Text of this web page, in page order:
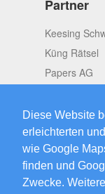
Diese Website
erleichterten
wie Google
finden und
Zwecke.
Partner
Keesing
Küng Rätsel
Papers AG